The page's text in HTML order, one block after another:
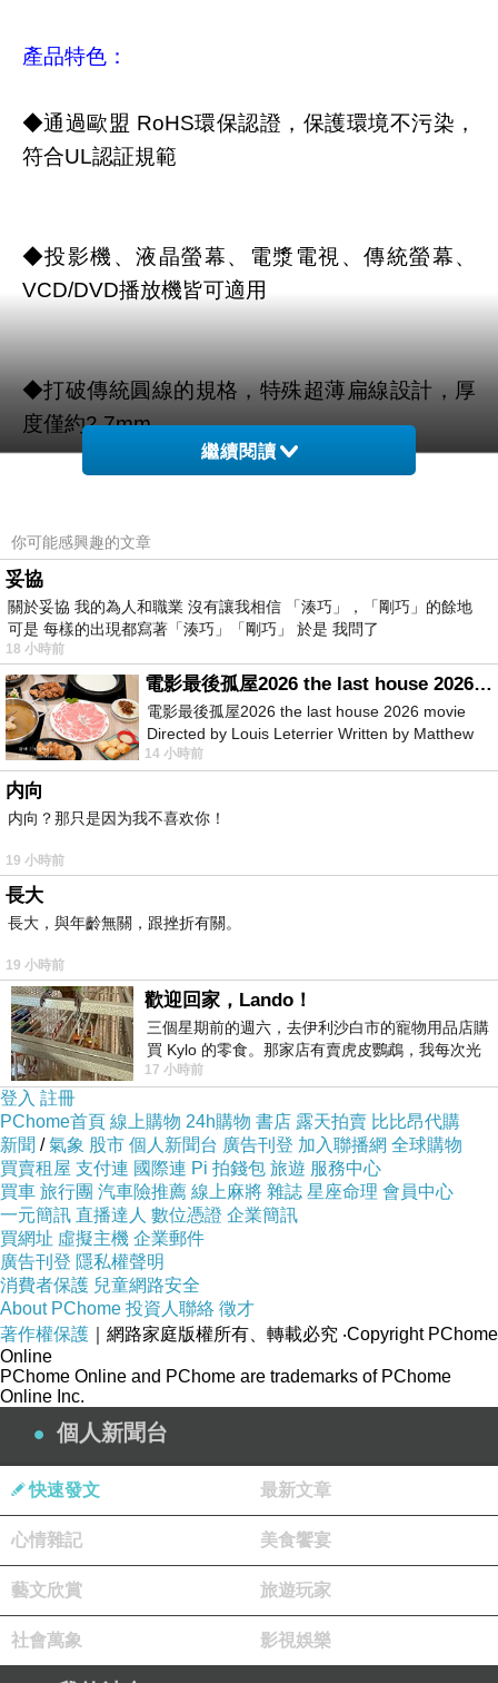
產品特色：
◆通過歐盟 RoHS環保認證，保護環境不污染，
符合UL認証規範
◆投影機、液晶螢幕、電漿電視、傳統螢幕、
VCD/DVD播放機皆可適用
◆打破傳統圓線的規格，特殊超薄扁線設計，厚
度僅約2.7mm
接線，解析度最高可達1440x900
◆特殊防干擾設計可減低內外部雜訊
商品訊息簡述
⊕特殊超薄扁線設計，厚度約2.7mm
⊕＆#42;解析度最高可達1440x900
⊕＆#42;通過歐盟 RoHS環保認證
＆#42;特殊防干擾設計可減低內外部雜訊
＆#42;支援CRT顯示器及LCD顯示器
【EZstick】ASUS Transformer Book T100 HA
專用 靜電式平板LCD液晶螢幕貼 (高清霧面螢幕
貼)
【Disney迪士尼】APPLE iPad Mini3 大頭系列
彩繪透明保護軟套-米奇
Coolive「特種部隊」iOS 安卓三合一OTG隨身
碟！8G
【baco】木製造型隨身碟木屐系列8G-男子漢
ARKO 10.1吋 廣告機-數位相框 高畫質 自動播放
影片播放 DP101
繼續閱讀
你可能感興趣的文章
妥協
關於妥協 我的為人和職業 沒有讓我相信 「湊巧」，「剛巧」的餘地
可是 每樣的出現都寫著「湊巧」「剛巧」 於是 我問了
18 小時前
電影最後孤屋2026 the last house 2026 movie
電影最後孤屋2026 the last house 2026 movie
Directed by Louis Leterrier Written by Matthew
Robinson Starring Greta Lee Wa
14 小時前
内向
内向？那只是因为我不喜欢你！
19 小時前
長大
長大，與年齡無關，跟挫折有關。
19 小時前
歡迎回家，Lando！
三個星期前的週六，去伊利沙白市的寵物用品店購
買 Kylo 的零食。那家店有賣虎皮鸚鵡，我每次光
顧都會去看一下。他們偶爾會引進 C
17 小時前
登入 註冊
PChome首頁 線上購物 24h購物 書店 露天拍賣 比比昂代購
新聞 /氣象 股市 個人新聞台 廣告刊登 加入聯播網 全球購物
買賣租屋 支付連 國際連 Pi 拍錢包 旅遊 服務中心
買車 旅行團 汽車險推薦 線上麻將 雜誌 星座命理 會員中心
一元簡訊 直播達人 數位憑證 企業簡訊
買網址 虛擬主機 企業郵件
廣告刊登 隱私權聲明
消費者保護 兒童網路安全
About PChome 投資人聯絡 徵才
著作權保護 ｜網路家庭版權所有、轉載必究 ‧Copyright PChome
Online
PChome Online and PChome are trademarks of PChome
Online Inc.
個人新聞台
快速發文 最新文章
心情雜記 美食饗宴
藝文欣賞 旅遊玩家
社會萬象 影視娛樂